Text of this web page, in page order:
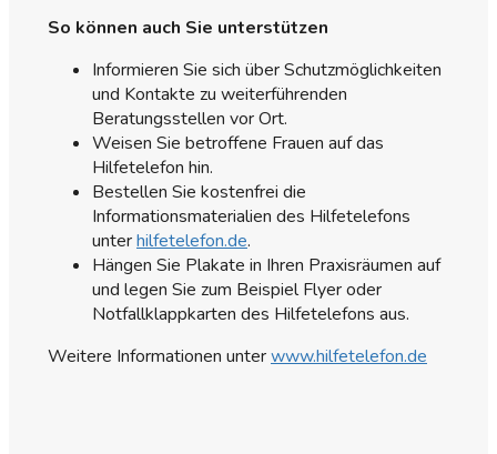
So können auch Sie unterstützen
Informieren Sie sich über Schutzmöglichkeiten
und Kontakte zu weiterführenden
Beratungsstellen vor Ort.
Weisen Sie betroffene Frauen auf das
Hilfetelefon hin.
Bestellen Sie kostenfrei die
Informationsmaterialien des Hilfetelefons
unterhilfetelefon.de.
Hängen Sie Plakate in Ihren Praxisräumen auf
und legen Sie zum Beispiel Flyer oder
Notfallklappkarten des Hilfetelefons aus.
Weitere Informationen unterwww.hilfetelefon.de